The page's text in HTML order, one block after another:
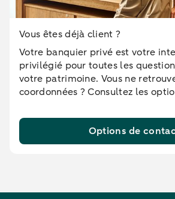
Vous êtes déjà client ?
Votre banquier privé est votre
privilégié pour toutes les
votre patrimoine. Vous ne
coordonnées ? Consultez les
Options de